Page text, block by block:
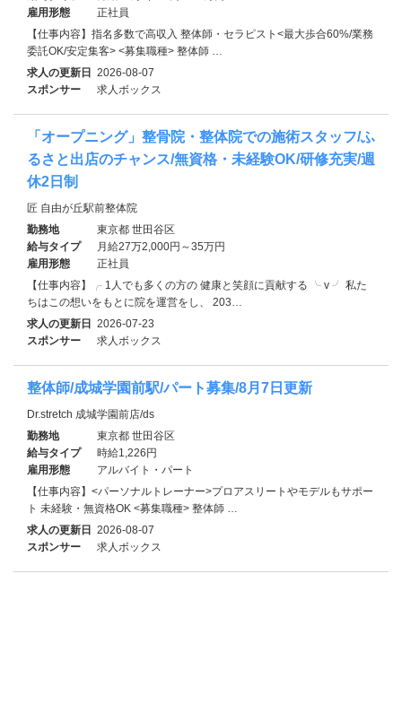
雇用形態
正社員
【仕事内容】指名多数で高収入 整体師・セラピスト<最大歩合60%/業務
委託OK/安定集客> <募集職種> 整体師 …
求人の更新日 2026-08-07
スポンサー
求人ボックス
「オープニング」整骨院・整体院での施術スタッフ/ふ
るさと出店のチャンス/無資格・未経験OK/研修充実/週
休2日制
匠 自由が丘駅前整体院
勤務地
東京都 世田谷区
給与タイプ
月給27万2,000円～35万円
雇用形態
正社員
【仕事内容】╭ 1人でも多くの方の 健康と笑顔に貢献する ╰ v ╯ 私た
ちはこの想いをもとに院を運営をし、 203…
求人の更新日 2026-07-23
スポンサー
求人ボックス
整体師/成城学園前駅/パート募集/8月7日更新
Dr.stretch 成城学園前店/ds
勤務地
東京都 世田谷区
給与タイプ
時給1,226円
雇用形態
アルバイト・パート
【仕事内容】<パーソナルトレーナー>プロアスリートやモデルもサポー
ト 未経験・無資格OK <募集職種> 整体師 …
求人の更新日 2026-08-07
スポンサー
求人ボックス